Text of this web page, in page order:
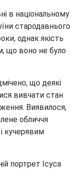
в національному
стародавнього
однак якість
що воно не було
що деякі
вивчати стан
Виявилося,
обличчя
кучерявим